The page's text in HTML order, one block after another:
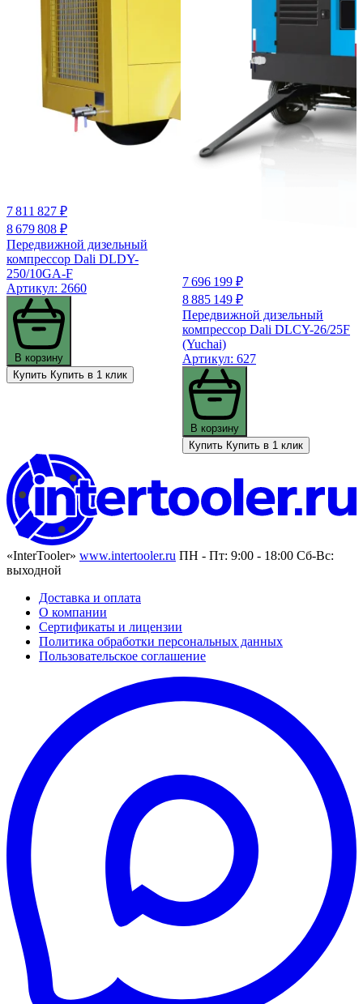
7 811 827 ₽
8 679 808 ₽
Передвижной дизельный
компрессор Dali DLDY-
250/10GA-F
Артикул: 2660
В корзину
Купить Купить в 1 клик
7 696 199 ₽
8 885 149 ₽
Передвижной дизельный
компрессор Dali DLCY-26/25F
(Yuchai)
Артикул: 627
В корзину
Купить Купить в 1 клик
«InterTooler» www.intertooler.ru ПН - Пт: 9:00 - 18:00 Сб-Вс:
выходной
Доставка и оплата
О компании
Сертификаты и лицензии
Политика обработки персональных данных
Пользовательское соглашение